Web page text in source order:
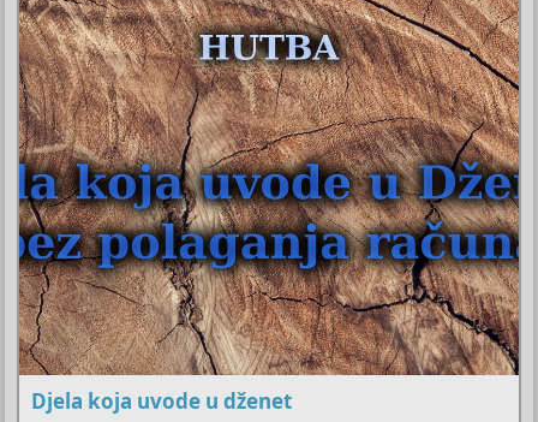
Djela koja uvode u dženet